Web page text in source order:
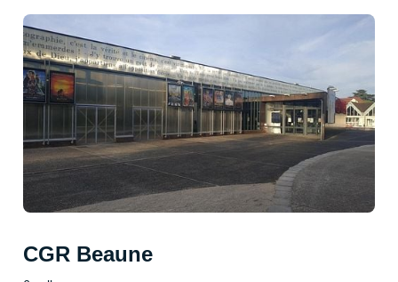
CGR Beaune